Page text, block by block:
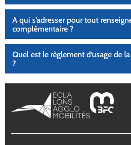
A qui s’adresser pour tout
complémentaire ?
Quel est le règlement d’usage de
?